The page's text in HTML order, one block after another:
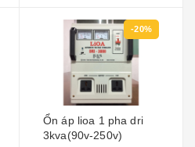
-20%
Ổn áp lioa 1 pha dri
3kva(90v-250v)